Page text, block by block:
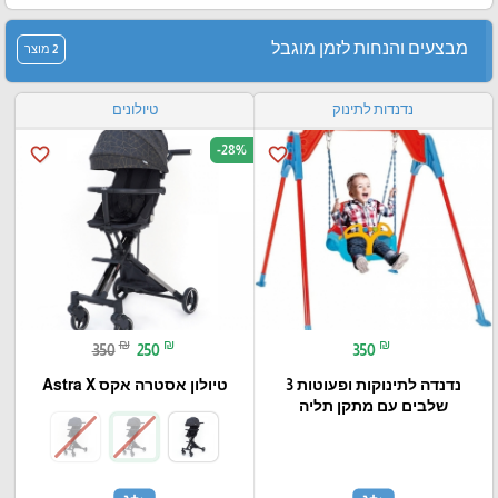
מבצעים והנחות לזמן מוגבל 2 מוצר
נדנדות לתינוק
favorite_border
350 ₪
נדנדה לתינוקות ופעוטות 3
שלבים עם מתקן תליה
טיולונים
favorite_border -28%
350 ₪ 250 ₪
טיולון אסטרה אקס Astra X